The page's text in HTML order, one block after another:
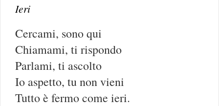
Ieri
Cercami, sono qui
Chiamami, ti rispondo
Parlami, ti ascolto
Io aspetto, tu non vieni
Tutto è fermo come ieri.